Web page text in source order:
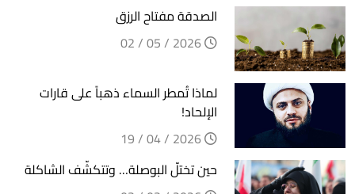
الصدقة مفتاح الرزق
لماذا تُمطر السماء ذهباً على قارات
الإلحاد!
حين تختلّ البوصلة… وتتكشّف الشاكلة